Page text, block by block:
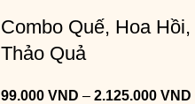
Combo Quế, Hoa Hồi,
Thảo Quả
99.000 VND – 2.125.000 VND